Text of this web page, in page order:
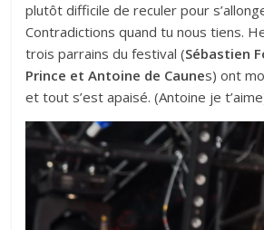
plutôt difficile de reculer pour
Contradictions quand tu nous tiens.
trois parrains du festival (Sébastien
Prince et Antoine de Caunes) ont
et tout s’est apaisé. (Antoine je